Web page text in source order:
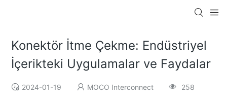
Konektör İtme Çekme: Endüstriyel
İçerikteki Uygulamalar ve Faydalar
2024-01-19 MOCO Interconnect 258